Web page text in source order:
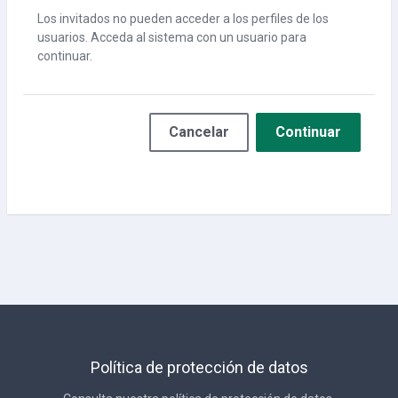
Los invitados no pueden acceder a los perfiles de los
usuarios. Acceda al sistema con un usuario para
continuar.
Cancelar Continuar
Política de protección de datos